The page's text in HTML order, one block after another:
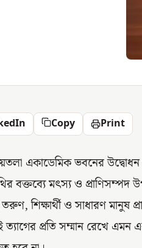
Copy Print
ছয়তলা একাডেমিক ভবনের
বক্তব্যে মৎস্য ও প্রাণিসম্পদ
শিক্ষার্থী ও সাধারণ মানুষ
প্রতি সম্মান রেখে এমন